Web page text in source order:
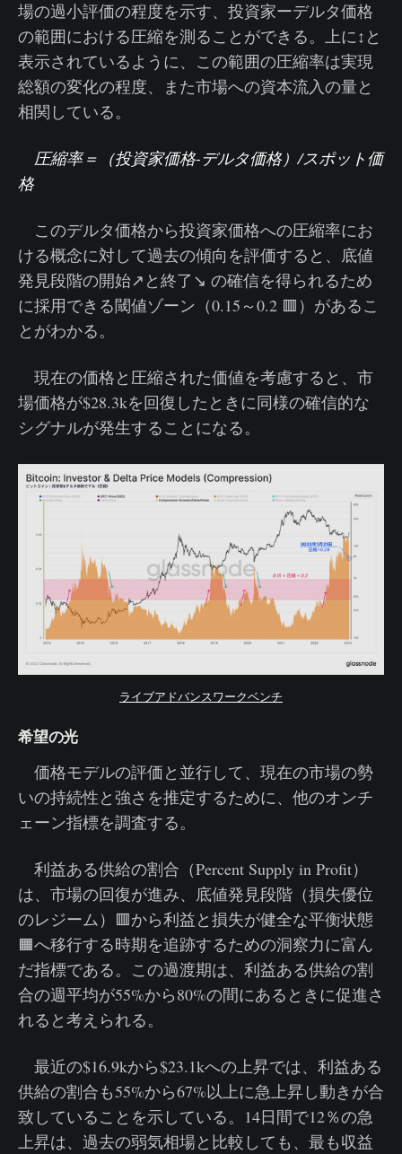
場の過小評価の程度を示す、投資家ーデルタ価格
の範囲における圧縮を測ることができる。上に↕️と
表示されているように、この範囲の圧縮率は実現
総額の変化の程度、また市場への資本流入の量と
相関している。
圧縮率＝（投資家価格-デルタ価格）/スポット価
格
このデルタ価格から投資家価格への圧縮率にお
ける概念に対して過去の傾向を評価すると、底値
発見段階の開始️↗️と終了↘️ の確信を得られるため
に採用できる閾値ゾーン（0.15～0.2 🟥）があるこ
とがわかる。
現在の価格と圧縮された価値を考慮すると、市
場価格が$28.3kを回復したときに同様の確信的な
シグナルが発生することになる。
ライブアドバンスワークベンチ
希望の光
価格モデルの評価と並行して、現在の市場の勢
いの持続性と強さを推定するために、他のオンチ
ェーン指標を調査する。
利益ある供給の割合（Percent Supply in Profit）
は、市場の回復が進み、底値発見段階（損失優位
のレジーム）🟥から利益と損失が健全な平衡状態
🟧へ移行する時期を追跡するための洞察力に富ん
だ指標である。この過渡期は、利益ある供給の割
合の週平均が55%から80%の間にあるときに促進さ
れると考えられる。
最近の$16.9kから$23.1kへの上昇では、利益ある
供給の割合も55%から67%以上に急上昇し動きが合
致していることを示している。14日間で12％の急
上昇は、過去の弱気相場と比較しても、最も収益